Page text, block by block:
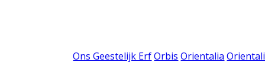
Ons Geestelijk Erf Orbis Orientalia